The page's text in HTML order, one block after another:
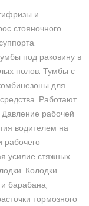
и
стояночного
под раковину в
полов. Тумбы с
для
Работают
рабочей
водителем на
рабочего
усилие стяжных
Колодки
барабана,
тормозного